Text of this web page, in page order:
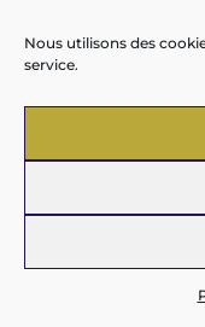
Nous utilisons des
service.
Le mot
exemple,
perfection
avec
l’homme «
et d’autres
trouve
morale,
beaucoup